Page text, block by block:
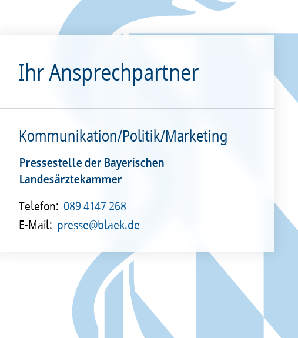
Ihr Ansprechpartner
Kommunikation/Politik/Marketing
Pressestelle der Bayerischen
Landesärztekammer
Telefon: 089 4147 268
E-Mail: presse@blaek.de